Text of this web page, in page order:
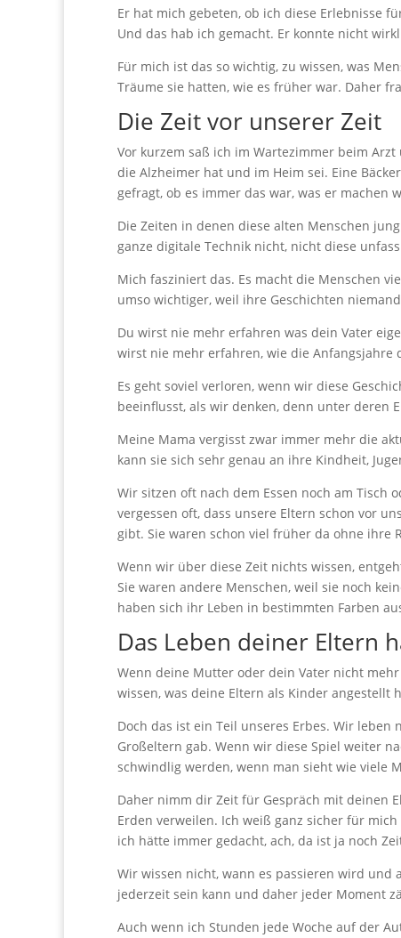
Er hat mich gebeten, ob ich diese Erlebnisse
Und das hab ich gemacht. Er konnte nicht
Für mich ist das so wichtig, zu wissen, was
Träume sie hatten, wie es früher war. Daher
Die Zeit vor unserer Zeit
Vor kurzem saß ich im Wartezimmer beim
die Alzheimer hat und im Heim sei. Eine
gefragt, ob es immer das war, was er machen
Die Zeiten in denen diese alten Menschen
ganze digitale Technik nicht, nicht diese
Mich fasziniert das. Es macht die Menschen
umso wichtiger, weil ihre Geschichten
Du wirst nie mehr erfahren was dein Vater
wirst nie mehr erfahren, wie die Anfangsjahre
Es geht soviel verloren, wenn wir diese
beeinflusst, als wir denken, denn unter deren
Meine Mama vergisst zwar immer mehr die
kann sie sich sehr genau an ihre Kindheit,
Wir sitzen oft nach dem Essen noch am Tisch
vergessen oft, dass unsere Eltern schon vor
gibt. Sie waren schon viel früher da ohne ihre
Wenn wir über diese Zeit nichts wissen,
Sie waren andere Menschen, weil sie noch
haben sich ihr Leben in bestimmten Farben
Das Leben deiner Eltern
Wenn deine Mutter oder dein Vater nicht
wissen, was deine Eltern als Kinder angestellt
Doch das ist ein Teil unseres Erbes. Wir
Großeltern gab. Wenn wir diese Spiel weiter
schwindlig werden, wenn man sieht wie viele
Daher nimm dir Zeit für Gespräch mit deinen
Erden verweilen. Ich weiß ganz sicher für
ich hätte immer gedacht, ach, da ist ja noch
Wir wissen nicht, wann es passieren wird und
jederzeit sein kann und daher jeder Moment
Auch wenn ich Stunden jede Woche auf der